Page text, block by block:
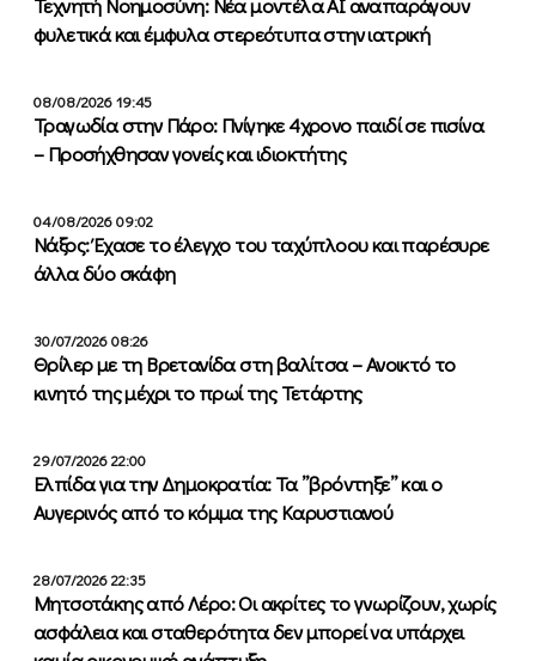
φυλετικά και έμφυλα στερεότυπα στην ιατρική
08/08/2026 19:45
Τραγωδία στην Πάρο: Πνίγηκε 4χρονο παιδί σε πισίνα
– Προσήχθησαν γονείς και ιδιοκτήτης
04/08/2026 09:02
Νάξος: Έχασε το έλεγχο του ταχύπλοου και παρέσυρε
άλλα δύο σκάφη
30/07/2026 08:26
Θρίλερ με τη Βρετανίδα στη βαλίτσα – Ανοικτό το
κινητό της μέχρι το πρωί της Τετάρτης
29/07/2026 22:00
Ελπίδα για την Δημοκρατία: Τα ”βρόντηξε” και ο
Αυγερινός από το κόμμα της Καρυστιανού
28/07/2026 22:35
Μητσοτάκης από Λέρο: Οι ακρίτες το γνωρίζουν, χωρίς
ασφάλεια και σταθερότητα δεν μπορεί να υπάρχει